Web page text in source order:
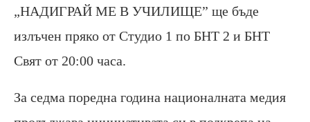
„НАДИГРАЙ МЕ В УЧИЛИЩЕ” ще бъде
излъчен пряко от Студио 1 по БНТ 2 и БНТ
Свят от 20:00 часа.
За седма поредна година националната медия